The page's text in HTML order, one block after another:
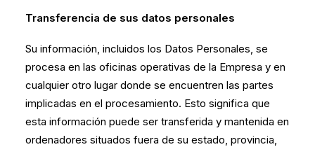
Transferencia de sus datos personales
Su información, incluidos los Datos Personales, se
procesa en las oficinas operativas de la Empresa y en
cualquier otro lugar donde se encuentren las partes
implicadas en el procesamiento. Esto significa que
esta información puede ser transferida y mantenida en
ordenadores situados fuera de su estado, provincia,